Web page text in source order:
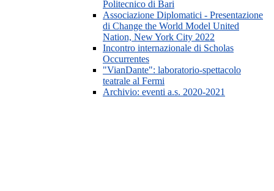
Politecnico di Bari
Associazione Diplomatici - Presentazione
di Change the World Model United
Nation, New York City 2022
Incontro internazionale di Scholas
Occurrentes
"VianDante": laboratorio-spettacolo
teatrale al Fermi
Archivio: eventi a.s. 2020-2021